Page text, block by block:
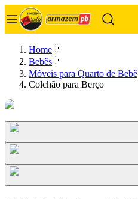
Home
Bebês
Móveis para Quarto de Bebê
Colchão para Berço